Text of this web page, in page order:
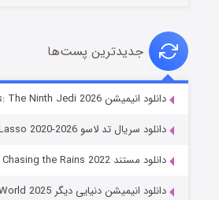
خاندان اژدها فصل ۳
جدیدترین پست‌ها
دانلود انیمیشن Star Wars: The Ninth Jedi 2026
دانلود سریال تد لاسو Ted Lasso 2020-2026
دانلود مستند Chasing the Rains 2022
دانلود انیمیشن دنیایی دیگر Another World 2025